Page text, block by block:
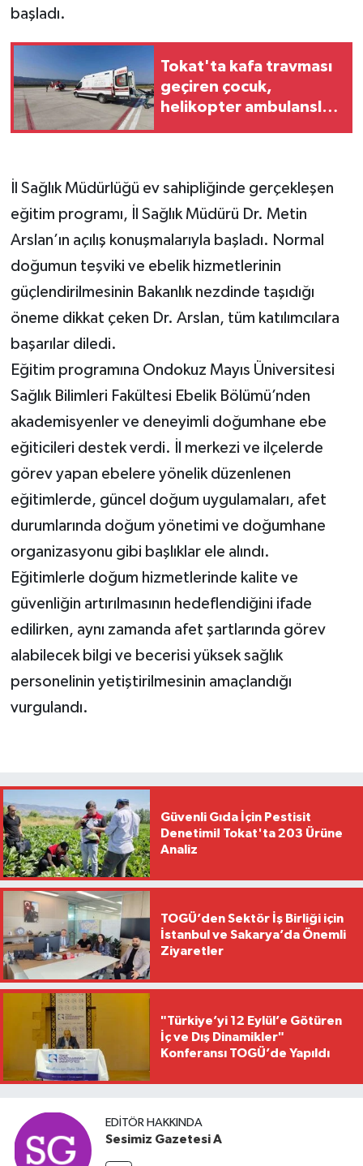
başladı.
Tokat'ta kafa travması
geçiren çocuk,
helikopter ambulansla
İl Sağlık Müdürlüğü ev sahipliğinde gerçekleşen
eğitim programı, İl Sağlık Müdürü Dr. Metin
Arslan’ın açılış konuşmalarıyla başladı. Normal
doğumun teşviki ve ebelik hizmetlerinin
güçlendirilmesinin Bakanlık nezdinde taşıdığı
öneme dikkat çeken Dr. Arslan, tüm katılımcılara
başarılar diledi.
Eğitim programına Ondokuz Mayıs Üniversitesi
Sağlık Bilimleri Fakültesi Ebelik Bölümü’nden
akademisyenler ve deneyimli doğumhane ebe
eğiticileri destek verdi. İl merkezi ve ilçelerde
görev yapan ebelere yönelik düzenlenen
eğitimlerde, güncel doğum uygulamaları, afet
durumlarında doğum yönetimi ve doğumhane
organizasyonu gibi başlıklar ele alındı.
Eğitimlerle doğum hizmetlerinde kalite ve
güvenliğin artırılmasının hedeflendiğini ifade
edilirken, aynı zamanda afet şartlarında görev
alabilecek bilgi ve becerisi yüksek sağlık
personelinin yetiştirilmesinin amaçlandığı
vurgulandı.
Güvenli Gıda İçin Pestisit
Denetimi! Tokat'ta 203 Ürüne
Analiz
TOGÜ’den Sektör İş Birliği için
İstanbul ve Sakarya’da Önemli
Ziyaretler
"Türkiye’yi 12 Eylül’e Götüren
İç ve Dış Dinamikler"
Konferansı TOGÜ’de Yapıldı
EDITÖR HAKKINDA
Sesimiz Gazetesi A